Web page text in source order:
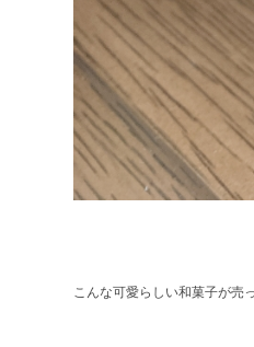
こんな可愛らしい和菓子が売